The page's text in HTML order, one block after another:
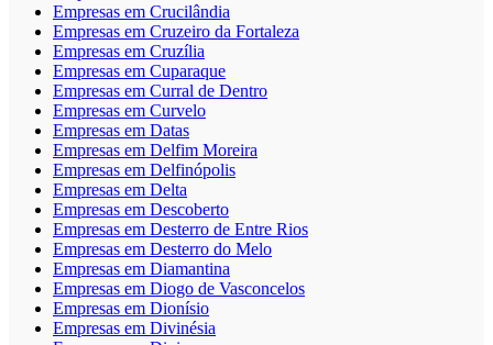
Empresas em Crucilândia
Empresas em Cruzeiro da Fortaleza
Empresas em Cruzília
Empresas em Cuparaque
Empresas em Curral de Dentro
Empresas em Curvelo
Empresas em Datas
Empresas em Delfim Moreira
Empresas em Delfinópolis
Empresas em Delta
Empresas em Descoberto
Empresas em Desterro de Entre Rios
Empresas em Desterro do Melo
Empresas em Diamantina
Empresas em Diogo de Vasconcelos
Empresas em Dionísio
Empresas em Divinésia